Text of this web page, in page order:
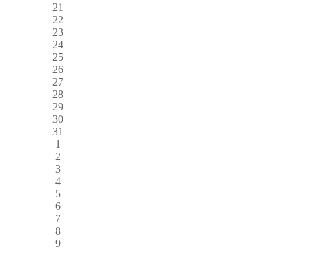
21
22
23
24
25
26
27
28
29
30
31
1
2
3
4
5
6
7
8
9